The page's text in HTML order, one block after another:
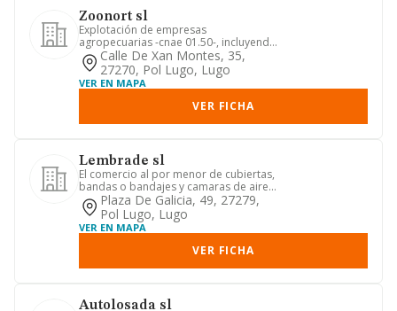
Zoonort sl
Explotación de empresas
agropecuarias -cnae 01.50-, incluyendo
la comercialización, importación y e...
Calle De Xan Montes, 35,
27270, Pol Lugo, Lugo
VER EN MAPA
VER FICHA
Lembrade sl
El comercio al por menor de cubiertas,
bandas o bandajes y camaras de aire
para toda clase de vehic...
Plaza De Galicia, 49, 27279,
Pol Lugo, Lugo
VER EN MAPA
VER FICHA
Autolosada sl